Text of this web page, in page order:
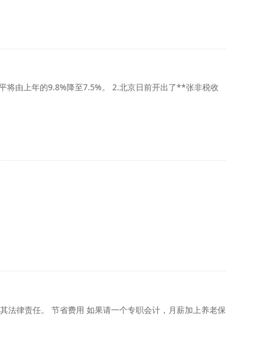
。 2.北京日前开出了**张非税收
法律责任。 节省费用 如果请一个专职会计，月薪加上养老保